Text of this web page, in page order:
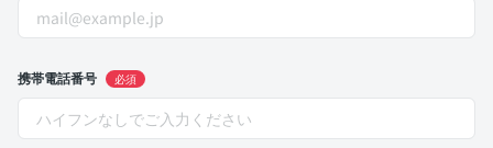
携帯電話番号 必須